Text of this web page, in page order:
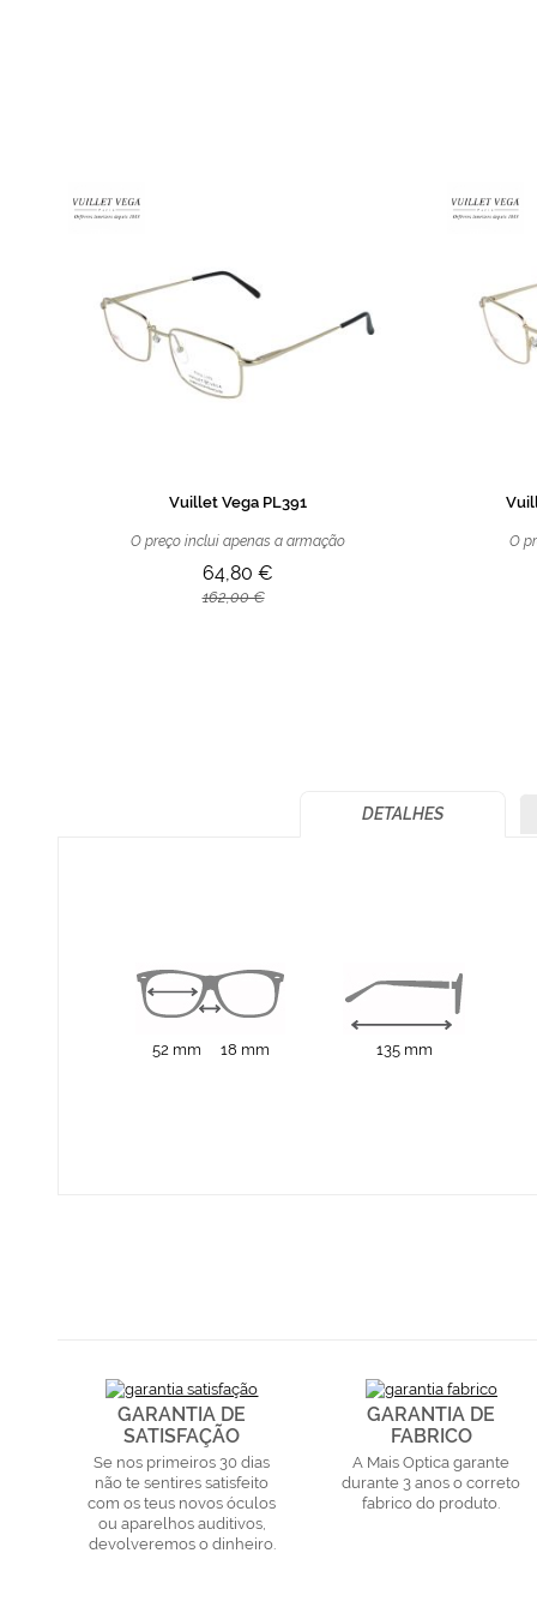
Vuillet Vega PL391
O preço inclui apenas a armação
64,80 €
162,00 €
O
DETALHES
52 mm 18 mm 135 mm
GARANTIA DE
SATISFAÇÃO
Se nos primeiros 30 dias
não te sentires satisfeito
com os teus novos óculos
ou aparelhos auditivos,
devolveremos o dinheiro.
GARANTIA DE
FABRICO
A Mais Optica garante
durante 3 anos o correto
fabrico do produto.